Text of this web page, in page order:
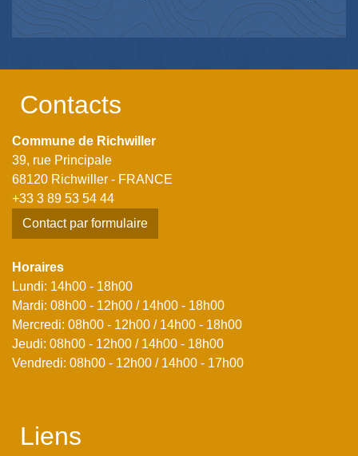
Contacts
Commune de Richwiller
39, rue Principale
68120 Richwiller - FRANCE
+33 3 89 53 54 44
Contact par formulaire
Horaires
Lundi: 14h00 - 18h00
Mardi: 08h00 - 12h00 / 14h00 - 18h00
Mercredi: 08h00 - 12h00 / 14h00 - 18h00
Jeudi: 08h00 - 12h00 / 14h00 - 18h00
Vendredi: 08h00 - 12h00 / 14h00 - 17h00
Liens